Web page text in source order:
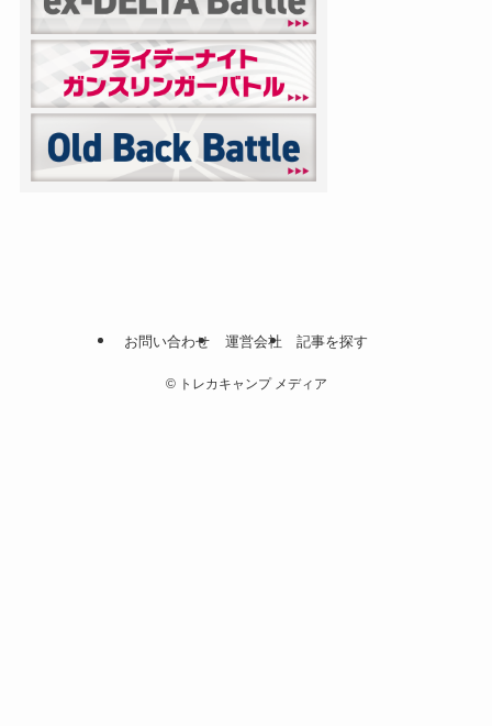
お問い合わせ 運営会社 記事を探す
©トレカキャンプ メディア